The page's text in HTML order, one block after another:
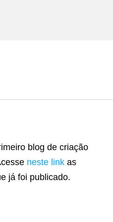
blog de criação
neste link as
já foi publicado.